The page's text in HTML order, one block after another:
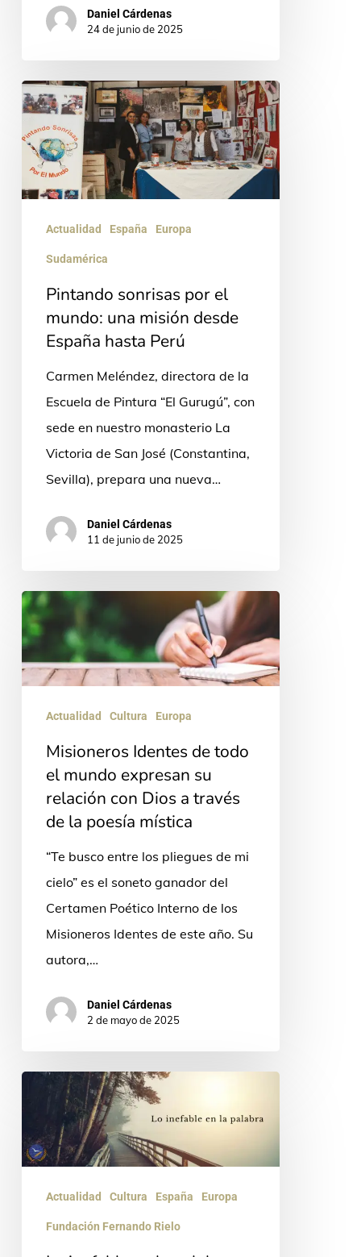
Daniel Cárdenas
24 de junio de 2025
Pintando
sonrisas
por
el
mundo:
España
hasta
Perú
Actualidad España Europa
Sudamérica
Pintando sonrisas por el
mundo: una misión desde
España hasta Perú
Carmen Meléndez, directora de la
Escuela de Pintura “El Gurugú”, con
sede en nuestro monasterio La
Victoria de San José (Constantina,
Sevilla), prepara una nueva…
Daniel Cárdenas
11 de junio de 2025
Misioneros
Identes
de
todo
expresan
relación
través
mística
Actualidad Cultura Europa
Misioneros Identes de todo
el mundo expresan su
relación con Dios a través
de la poesía mística
“Te busco entre los pliegues de mi
cielo” es el soneto ganador del
Certamen Poético Interno de los
Misioneros Identes de este año. Su
autora,…
Daniel Cárdenas
2 de mayo de 2025
inefable
en
la
Actualidad Cultura España Europa
Fundación Fernando Rielo